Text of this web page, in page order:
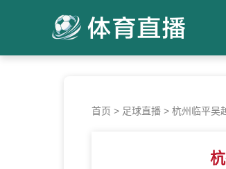
首页 > 足球直播 > 杭州临平吴